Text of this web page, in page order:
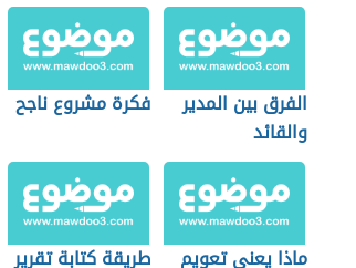
الفرق بين المدير
والقائد
فكرة مشروع ناجح
ماذا يعني تعويم
طريقة كتابة تقرير